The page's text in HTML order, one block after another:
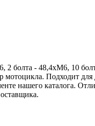
болта - 48,4хМ6, 10
мотоцикла. Подходит
нашего каталога.